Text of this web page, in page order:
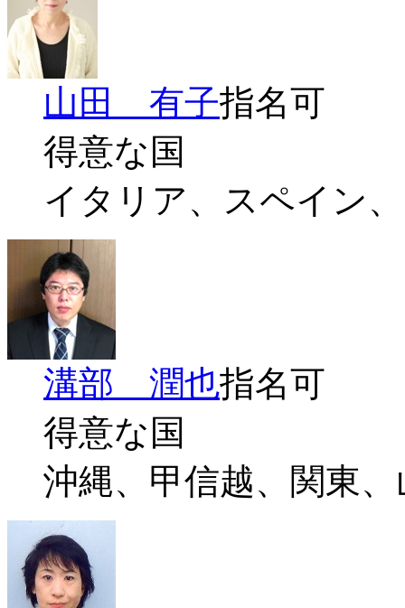
山田 有子指名可
得意な国
イタリア、スペイン
溝部 潤也指名可
得意な国
沖縄、甲信越、関東